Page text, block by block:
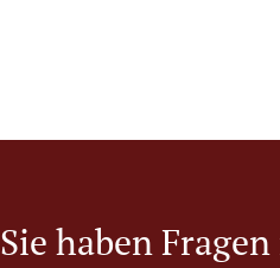
Sie haben